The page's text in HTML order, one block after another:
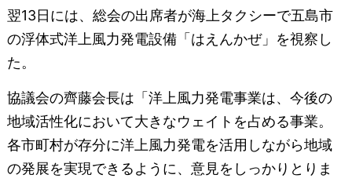
翌13日には、総会の出席者が海上タクシーで五島市
の浮体式洋上風力発電設備「はえんかぜ」を視察し
た。
協議会の齊藤会長は「洋上風力発電事業は、今後の
地域活性化において大きなウェイトを占める事業。
各市町村が存分に洋上風力発電を活用しながら地域
の発展を実現できるように、意見をしっかりとりま